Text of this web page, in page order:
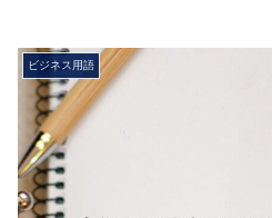
ビジネス用語